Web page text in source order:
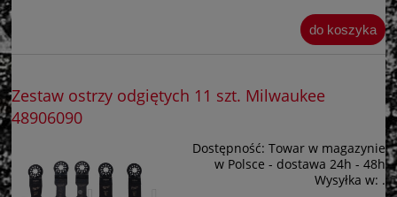
do koszyka
Zestaw ostrzy odgiętych 11 szt. Milwaukee
48906090
Dostępność: Towar w magazynie
w Polsce - dostawa 24h - 48h
Wysyłka w: .